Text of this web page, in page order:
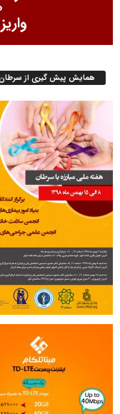
همایش پیش گیری از